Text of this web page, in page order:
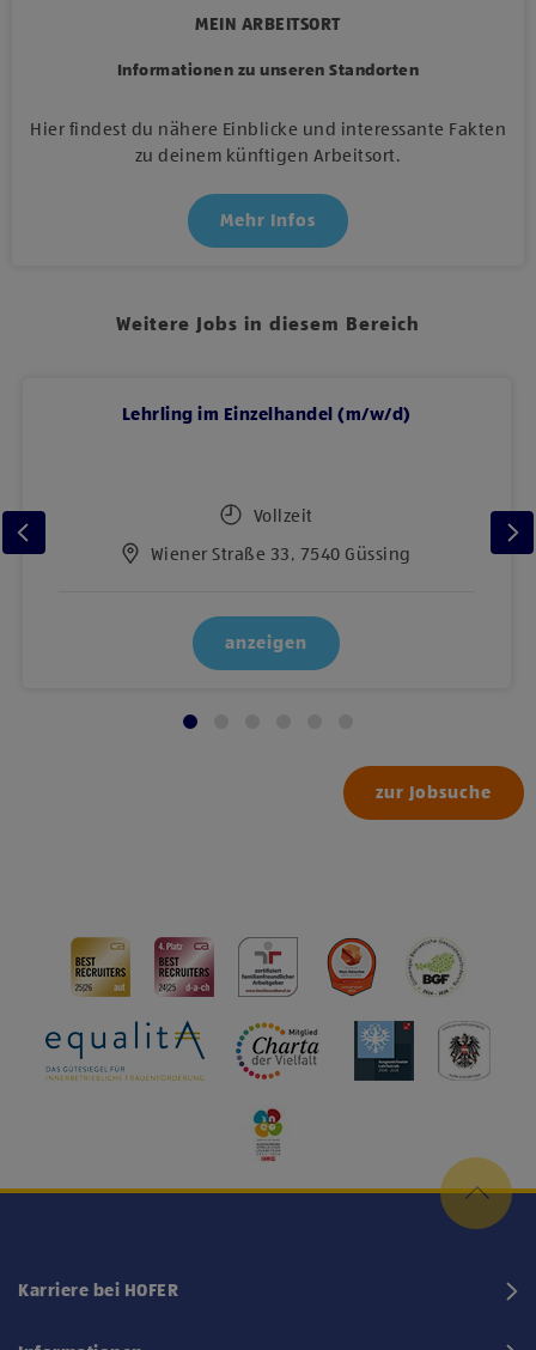
MEIN ARBEITSORT
Informationen zu unseren Standorten
Hier findest du nähere Einblicke und interessante Fakten
zu deinem künftigen Arbeitsort.
Mehr Infos
Weitere Jobs in diesem Bereich
Lehrling im Einzelhandel (m/w/d)
Vollzeit
Wiener Straße 33, 7540 Güssing
anzeigen
zur Jobsuche
Karriere bei HOFER